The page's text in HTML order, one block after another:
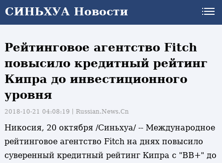
СИНЬХУА Новости
Рейтинговое агентство Fitch
повысило кредитный рейтинг
Кипра до инвестиционного
уровня
2018-10-21 04:08:19丨 Russian.News.Cn
Никосия, 20 октября /Синьхуа/ -- Международное
рейтинговое агентство Fitch на днях повысило
суверенный кредитный рейтинг Кипра с "BB+" до